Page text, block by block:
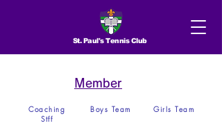
St. Paul's Tennis Club
Member
Coaching
Stff
Boys Team Girls Team